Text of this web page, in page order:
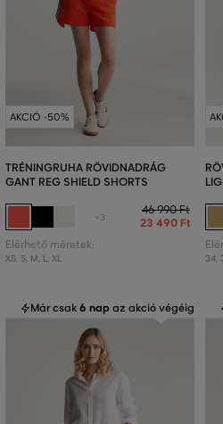
AKCIÓ -50%
TRÉNINGRUHA RÖVIDNADRÁG
GANT REG SHIELD SHORTS
+3
46 990 Ft
23 490 Ft
Elérhető méretek:
XS, S, M, L, XL 34,
Már csak6 nap az akció végéig